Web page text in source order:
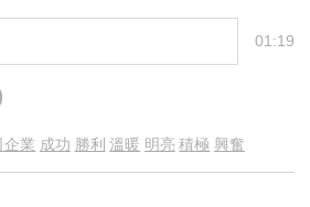
01:19
企業 成功 勝利 溫暖 明亮 積極 興奮